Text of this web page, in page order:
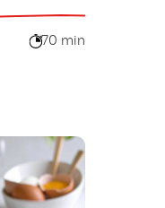
70 min